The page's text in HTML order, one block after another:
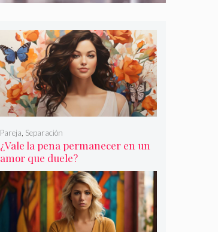
¿Vale la pena permanecer en un
amor que duele?
Pareja, Separación